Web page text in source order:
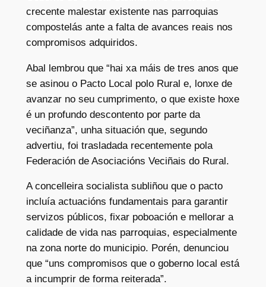
crecente malestar existente nas parroquias
compostelás ante a falta de avances reais nos
compromisos adquiridos.
Abal lembrou que “hai xa máis de tres anos que
se asinou o Pacto Local polo Rural e, lonxe de
avanzar no seu cumprimento, o que existe hoxe
é un profundo descontento por parte da
veciñanza”, unha situación que, segundo
advertiu, foi trasladada recentemente pola
Federación de Asociacións Veciñais do Rural.
A concelleira socialista subliñou que o pacto
incluía actuacións fundamentais para garantir
servizos públicos, fixar poboación e mellorar a
calidade de vida nas parroquias, especialmente
na zona norte do municipio. Porén, denunciou
que “uns compromisos que o goberno local está
a incumprir de forma reiterada”.